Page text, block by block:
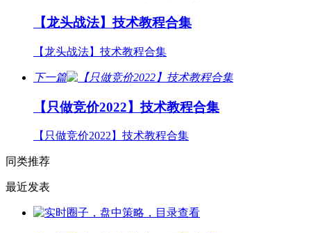
【龙头战法】技术教程合集
【龙头战法】技术教程合集
下一篇
【只做竞价2022】技术教程合集
【只做竞价2022】技术教程合集
同类推荐
最近发表